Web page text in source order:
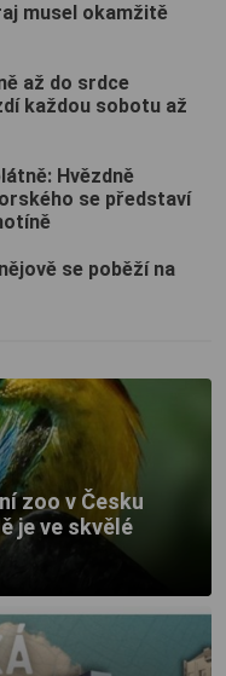
musel okamžitě
až do srdce
každou sobotu až
Hvězdně
se představí
se poběží na
zoo v Česku
je ve skvělé